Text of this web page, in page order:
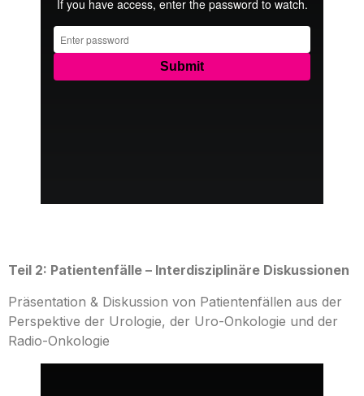
Teil 2: Patientenfälle – Interdisziplinäre Diskussionen
Präsentation & Diskussion von Patientenfällen aus der
Perspektive der Urologie, der Uro-Onkologie und der
Radio-Onkologie